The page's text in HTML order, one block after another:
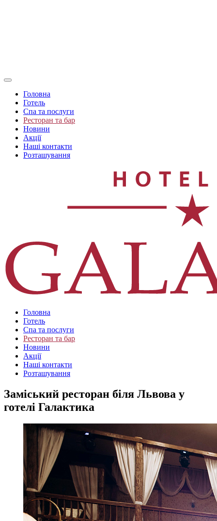
Головна
Готель
Спа та послуги
Ресторан та бар
Новини
Акції
Наші контакти
Розташування
Головна
Готель
Спа та послуги
Ресторан та бар
Новини
Акції
Наші контакти
Розташування
Заміський ресторан біля Львова у
готелі Галактика